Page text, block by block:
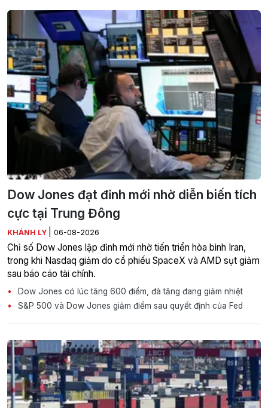
Dow Jones đạt đỉnh mới nhờ diễn biến tích
cực tại Trung Đông
KHÁNH LY 06-08-2026
Chỉ số Dow Jones lập đỉnh mới nhờ tiến triển hòa bình Iran,
trong khi Nasdaq giảm do cổ phiếu SpaceX và AMD sụt giảm
sau báo cáo tài chính.
Dow Jones có lúc tăng 600 điểm, đà tăng đang giảm nhiệt
S&P 500 và Dow Jones giảm điểm sau quyết định của Fed